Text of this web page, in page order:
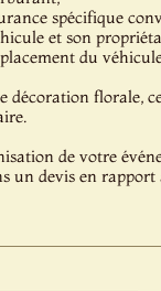
spécifique
et son
du
décoration florale,
de votre
un devis en rapport